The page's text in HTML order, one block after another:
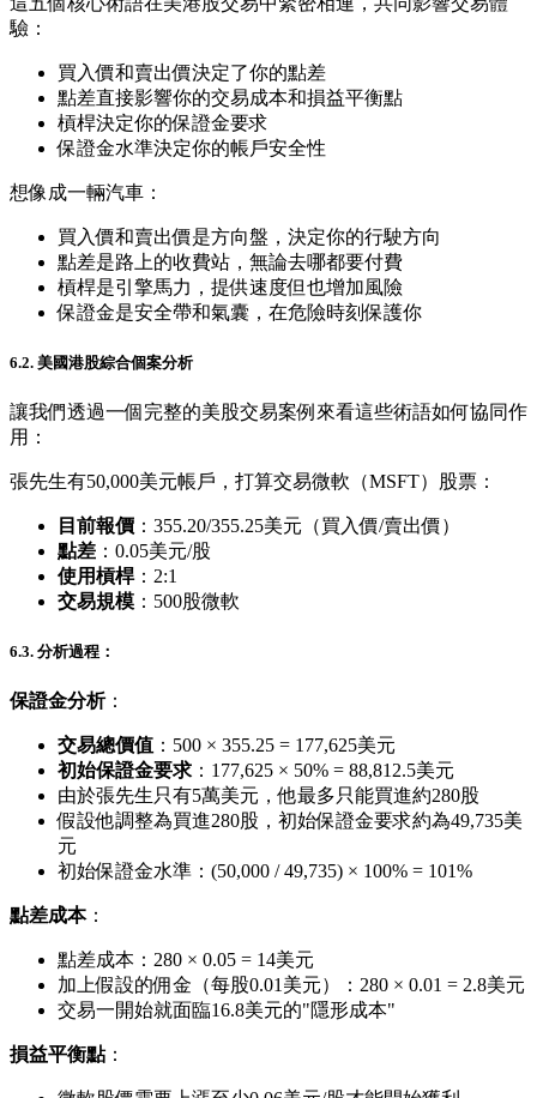
驗：
買入價和賣出價決定了你的點差
點差直接影響你的交易成本和損益平衡點
槓桿決定你的保證金要求
保證金水準決定你的帳戶安全性
想像成一輛汽車：
買入價和賣出價是方向盤，決定你的行駛方向
點差是路上的收費站，無論去哪都要付費
槓桿是引擎馬力，提供速度但也增加風險
保證金是安全帶和氣囊，在危險時刻保護你
6.2. 美國港股綜合個案分析
讓我們透過一個完整的美股交易案例來看這些術語如何協同作
用：
張先生有50,000美元帳戶，打算交易微軟（MSFT）股票：
目前報價 ：355.20/355.25美元（買入價/賣出價）
點差 ：0.05美元/股
使用槓桿：2:1
交易規模 ：500股微軟
6.3. 分析過程：
保證金分析：
交易總價值 ：500 × 355.25 = 177,625美元
初始保證金要求：177,625 × 50% = 88,812.5美元
由於張先生只有5萬美元，他最多只能買進約280股
假設他調整為買進280股，初始保證金要求約為49,735美
元
初始保證金水準：(50,000 / 49,735) × 100% = 101%
點差成本：
點差成本：280 × 0.05 = 14美元
加上假設的佣金（每股0.01美元）：280 × 0.01 = 2.8美元
交易一開始就面臨16.8美元的"隱形成本"
損益平衡點：